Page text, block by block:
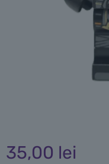
35,00 lei